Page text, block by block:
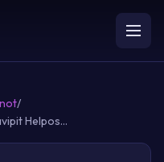
/
Helpos...